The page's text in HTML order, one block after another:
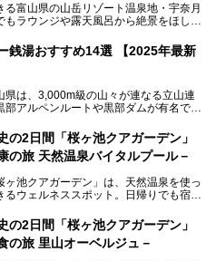
る富山県の山岳リゾート温泉地・宇奈月
ラウンジや露天風呂から絶景をほしい
泉 やまのは」。
心地の良い客室、ビュッフェ式の食事
れて、山懐で自然に癒されたいと思う
です。冬なら雪景色も絵になりますよ。
・ホテルマネジメント株式会社【PR】
奈月温泉 やまのはのPR記事です。
銭湯おすすめ14選 【2025年最新
県は、3,000m級の山々が連なる立山連
部アルペンルートや黒部ダムが有名で
も見逃せません！
実は東京からも2時間ほどでアクセス
富で、すぐにでも出かけたくなる施設が
の2日間「桜ヶ池クアガーデン」
旅 天然温泉バイタルプール－
ヶ池クアガーデン」は、天然温泉を使っ
ウェルネススポット。日帰りでも宿泊
しみながら美しく健康に。
ーデン」の天然温泉バイタルプールと
の2日間「桜ヶ池クアガーデン」
旅 里山オーベルジュ－